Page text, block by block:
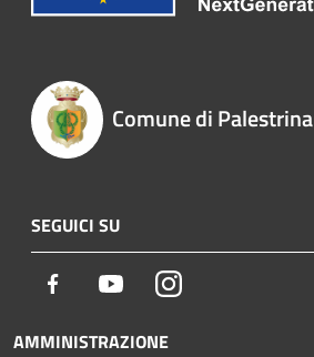
Comune di Palestrina
SEGUICI SU
Facebook YoutubeInstagram
AMMINISTRAZIONE